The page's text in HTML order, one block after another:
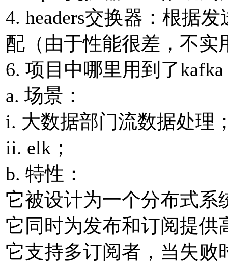
4. headers交换器：根据
配（由于性能很差，不实
6. 项⽬中哪⾥⽤到了
a. 场景：
i. ⼤数据部⻔流数据处理
ii. elk；
b. 特性：
它被设计为⼀个分布式系
它同时为发布和订阅提供
它⽀持多订阅者，当失败